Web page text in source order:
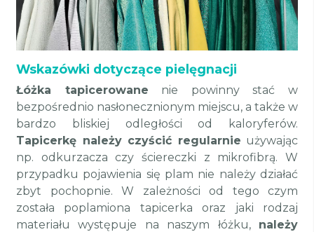
Wskazówki dotyczące pielęgnacji
Łóżka tapicerowane nie powinny stać w
bezpośrednio nasłonecznionym miejscu, a także w
bardzo bliskiej odległości od kaloryferów.
Tapicerkę należy czyścić regularnie używając
np. odkurzacza czy ściereczki z mikrofibrą. W
przypadku pojawienia się plam nie należy działać
zbyt pochopnie. W zależności od tego czym
została poplamiona tapicerka oraz jaki rodzaj
materiału występuje na naszym łóżku, należy